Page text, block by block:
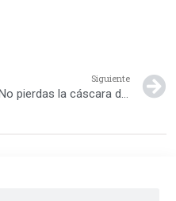
Siguiente
No pierdas la cáscara del limón